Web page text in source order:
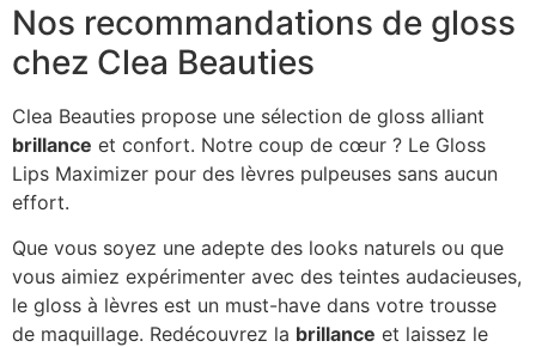
Nos recommandations de gloss
chez Clea Beauties
Clea Beauties propose une sélection de gloss alliant
brillance et confort. Notre coup de cœur ? Le Gloss
Lips Maximizer pour des lèvres pulpeuses sans aucun
effort.
Que vous soyez une adepte des looks naturels ou que
vous aimiez expérimenter avec des teintes audacieuses,
le gloss à lèvres est un must-have dans votre trousse
de maquillage. Redécouvrez la brillance et laissez le